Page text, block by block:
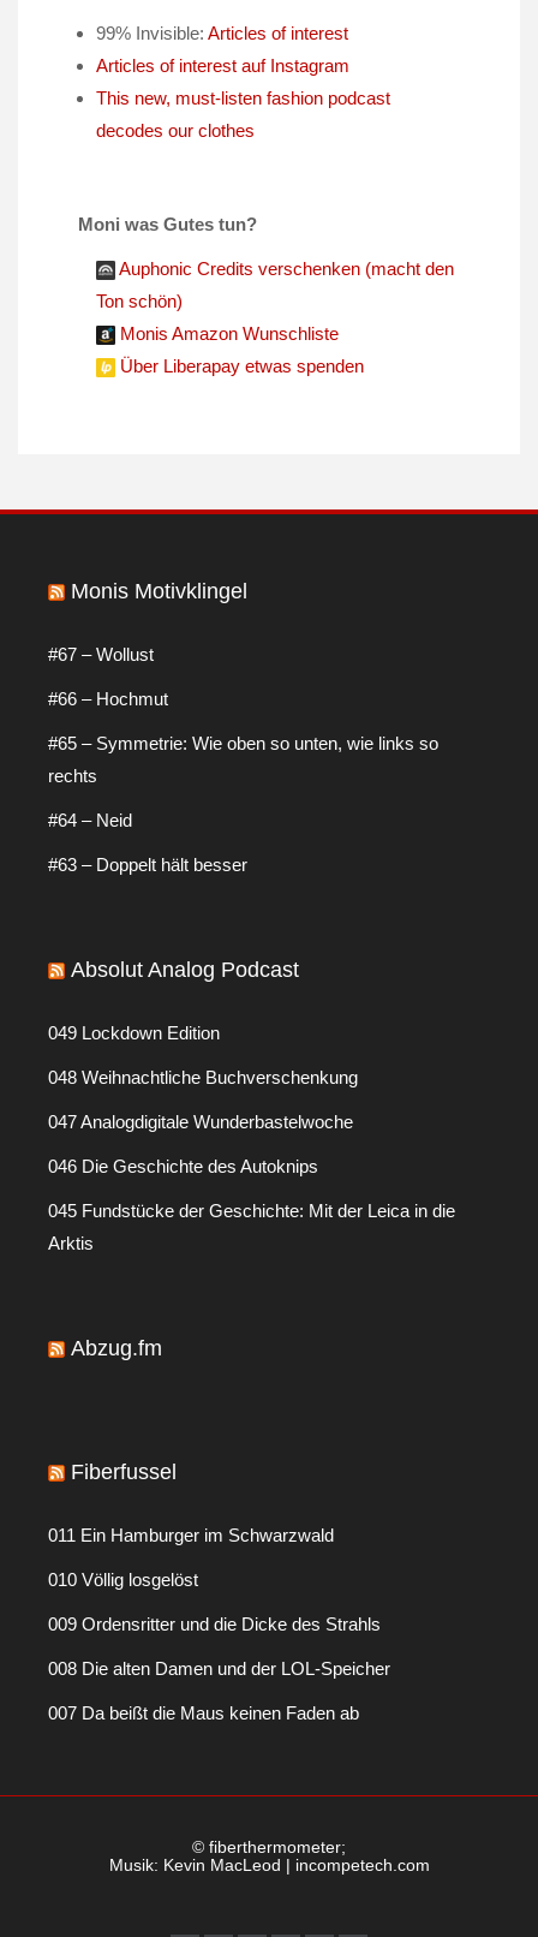
99% Invisible: Articles of interest
Articles of interest auf Instagram
This new, must-listen fashion podcast
decodes our clothes
Moni was Gutes tun?
Auphonic Credits verschenken (macht den
Ton schön)
Monis Amazon Wunschliste
Über Liberapay etwas spenden
Monis Motivklingel
#67 – Wollust
#66 – Hochmut
#65 – Symmetrie: Wie oben so unten, wie links so
rechts
#64 – Neid
#63 – Doppelt hält besser
Absolut Analog Podcast
049 Lockdown Edition
048 Weihnachtliche Buchverschenkung
047 Analogdigitale Wunderbastelwoche
046 Die Geschichte des Autoknips
045 Fundstücke der Geschichte: Mit der Leica in die
Arktis
Abzug.fm
Fiberfussel
011 Ein Hamburger im Schwarzwald
010 Völlig losgelöst
009 Ordensritter und die Dicke des Strahls
008 Die alten Damen und der LOL-Speicher
007 Da beißt die Maus keinen Faden ab
© fiberthermometer;
Musik: Kevin MacLeod | incompetech.com